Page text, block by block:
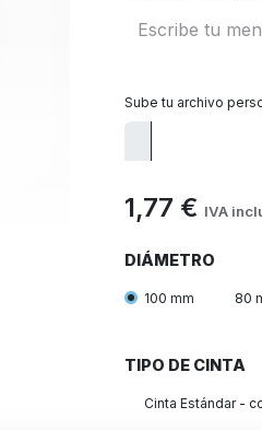
Sube tu archivo
1,77 € IVA
DIÁMETRO
100 mm 80
TIPO DE CINTA
Cinta Estándar -